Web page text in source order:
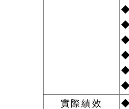
◆
◆
◆
◆
◆
◆
實際績效
◆